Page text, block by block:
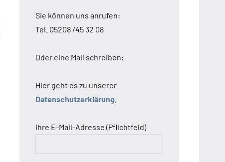
Sie können uns anrufen:
Tel. 05208 /45 32 08
Oder eine Mail schreiben:
Hier geht es zu unserer
Datenschutzerklärung
Ihre E-Mail-Adresse (Pflichtfeld)